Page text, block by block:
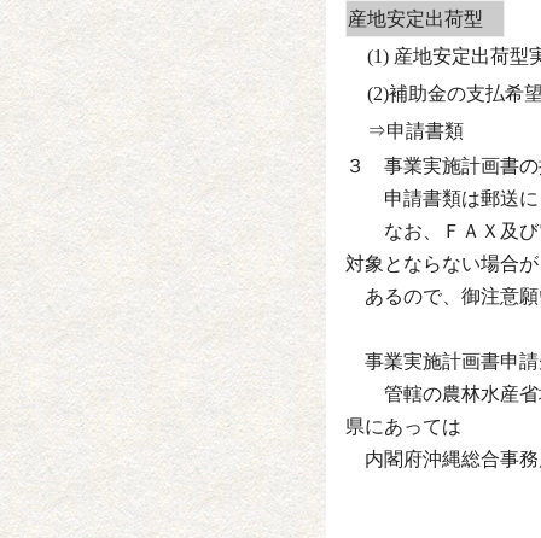
産地安定出荷型
(1) 産地安定出荷型
(2)補助金の支払希
⇒申
３ 事業実施計画書の
申請書類は郵送に
なお、ＦＡＸ及び
対象とならない場合が
あるので、御注意願
事業実施計画書申
管轄の農林水産省
県にあっては
内閣府沖縄総合事